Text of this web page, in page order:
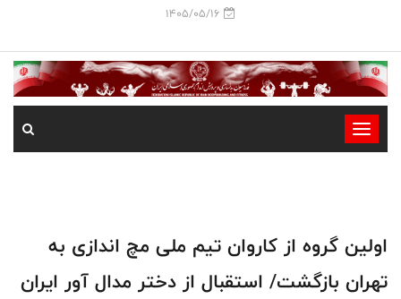
1405/05/16
-
-
-
اولین گروه از کاروان تیم ملی مچ اندازی به
تهران بازگشت/ استقبال از دختر مدال آور ایران